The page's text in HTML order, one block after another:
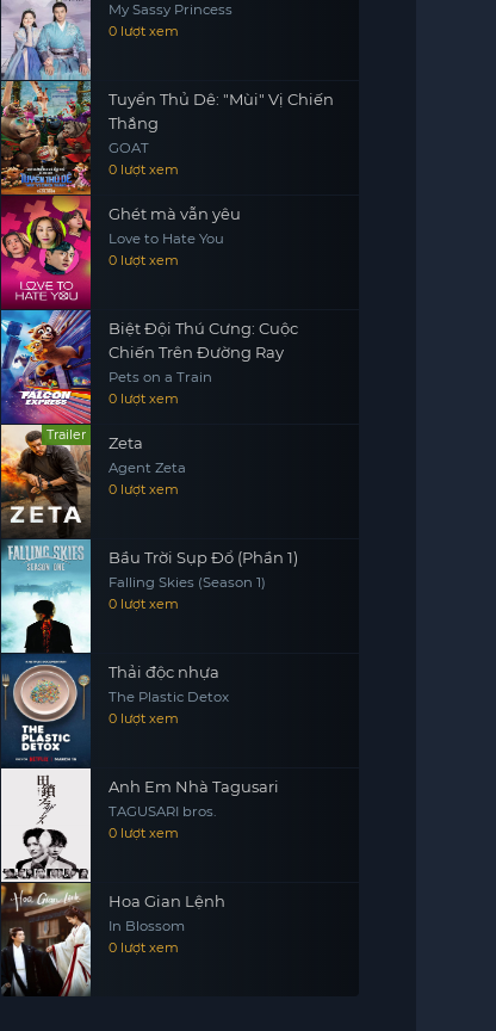
My Sassy Princess
0 lượt xem
Tuyển Thủ Dê: "Mùi" Vị Chiến
Thắng
GOAT
0 lượt xem
Ghét mà vẫn yêu
Love to Hate You
0 lượt xem
Biệt Đội Thú Cưng: Cuộc
Chiến Trên Đường Ray
Pets on a Train
0 lượt xem
Trailer Zeta
Agent Zeta
0 lượt xem
Bầu Trời Sụp Đổ (Phần 1)
Falling Skies (Season 1)
0 lượt xem
Thải độc nhựa
The Plastic Detox
0 lượt xem
Anh Em Nhà Tagusari
TAGUSARI bros.
0 lượt xem
Hoa Gian Lệnh
In Blossom
0 lượt xem